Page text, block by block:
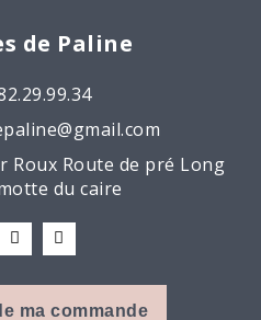
de Paline
Roux Route de pré Long
du caire
ma commande